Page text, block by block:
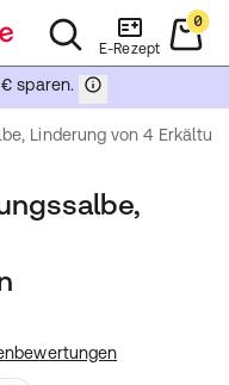
E-Rezept
0
sparen.
Linderung von 4